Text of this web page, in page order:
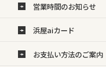
営業時間のお知らせ
浜屋aiカード
お支払い方法のご案内